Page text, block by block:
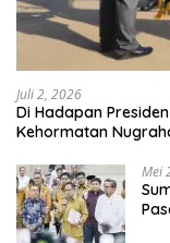
Juli 2, 2026
Di Hadapan
Kehormatan
Mei